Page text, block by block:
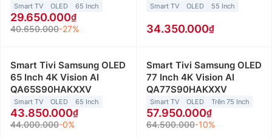
Smart TV OLED 65 Inch
29.650.000
40.650.000-27%
Smart TV OLED 55 Inch
34.350.000
Smart Tivi Samsung OLED
65 Inch 4K Vision AI
QA65S90HAKXXV
Smart TV OLED 65 Inch
43.850.000
44.000.000-0%
Smart Tivi Samsung OLED
77 Inch 4K Vision AI
QA77S90HAKXXV
Smart TV OLED Trên 75 Inch
57.950.000
64.500.000-10%